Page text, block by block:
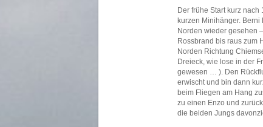
Der frühe Start kurz
kurzen Minihänger.
Norden wieder gesehen
Rossbrand bis raus zum
Norden Richtung
Dreieck, wie lose in der
gewesen … ). Den
erwischt und bin dann
beim Fliegen am Hang
zu einen Enzo und
die beiden Jungs